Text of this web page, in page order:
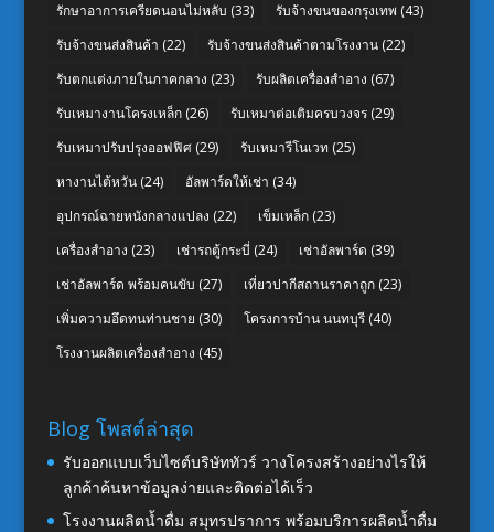
รักษาอาการเครียดนอนไม่หลับ (33) รับจ้างขนของกรุงเทพ (43)
รับจ้างขนส่งสินค้า (22) รับจ้างขนส่งสินค้าตามโรงงาน(22)
รับตกแต่งภายในภาคกลาง (23) รับผลิตเครื่องสำอาง (67)
รับเหมางานโครงเหล็ก(26) รับเหมาต่อเติมครบวงจร(29)
รับเหมาปรับปรุงออฟฟิศ(29) รับเหมารีโนเวท (25)
หางานไต้หวัน(24) อัลพาร์ดให้เช่า (34)
อุปกรณ์ฉายหนังกลางแปลง (22) เข็มเหล็ก(23)
เครื่องสำอาง (23) เช่ารถตู้กระบี่ (24) เช่าอัลพาร์ด (39)
เช่าอัลพาร์ด พร้อมคนขับ (27) เที่ยวปากีสถานราคาถูก(23)
เพิ่มความอึดทนท่านชาย (30) โครงการบ้าน นนทบุรี(40)
โรงงานผลิตเครื่องสำอาง (45)
Blog โพสต์ล่าสุด
รับออกแบบเว็บไซต์บริษัททัวร์ วางโครงสร้างอย่างไรให้
ลูกค้าค้นหาข้อมูลง่ายและติดต่อได้เร็ว
โรงงานผลิตน้ำดื่ม สมุทรปราการ พร้อมบริการผลิตน้ำดื่ม